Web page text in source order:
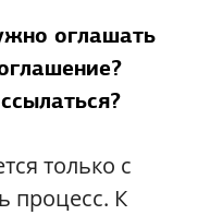
оглашать
только с
процесс. К